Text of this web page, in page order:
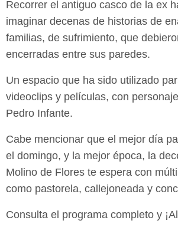
Recorrer el antiguo casco de la ex
imaginar decenas de historias de
familias, de sufrimiento, que
encerradas entre sus paredes.
Un espacio que ha sido utilizado
videoclips y películas, con
Pedro Infante.
Cabe mencionar que el mejor día
el domingo, y la mejor época, la
Molino de Flores te espera con
como pastorela, callejoneada y
Consulta el programa completo y